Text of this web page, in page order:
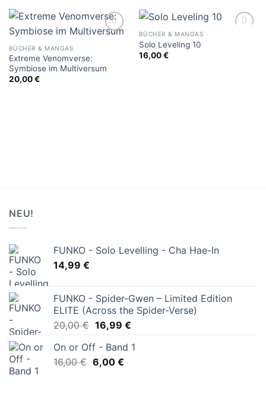
BÜCHER & MANGAS
Extreme Venomverse:
Symbiose im Multiversum
20,00€
BÜCHER & MANGAS
Solo Leveling 10
16,00€
NEU!
FUNKO - Solo Levelling - Cha Hae-In
14,99 €
FUNKO - Spider-Gwen – Limited Edition
ELITE (Across the Spider-Verse)
20,00€ Ursprünglicher
war:
20,00 €
16,99 €Aktueller
ist:
On or Off - Band 1
16,00€ Ursprünglicher
6,00 €Aktueller